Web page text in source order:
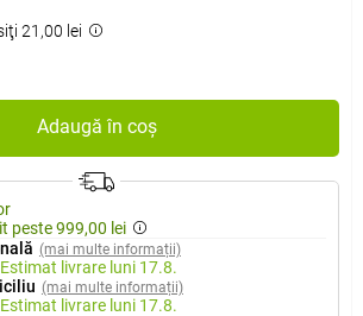
21,00 lei
Adaugă în coș
peste 999,00 lei
(mai multe informații)
Estimat livrare luni 17.8.
(mai multe informații)
Estimat livrare luni 17.8.